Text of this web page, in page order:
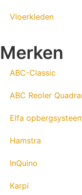
Vloerkleden
Merken
ABC-Classic
ABC Reoler
Elfa
Hamstra
InQuino
Karpi